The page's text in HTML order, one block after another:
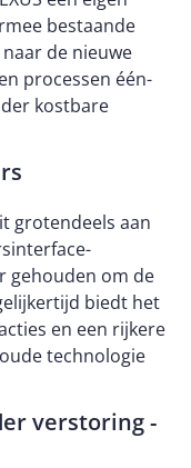
bestaande
de nieuwe
processen één-
kostbare
grotendeels aan
gehouden om de
biedt het
en een rijkere
technologie
verstoring -